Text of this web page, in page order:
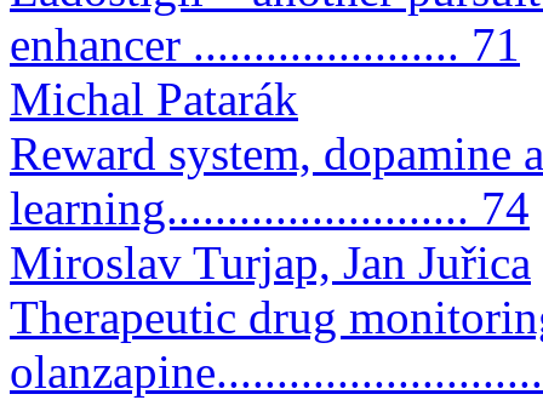
enhancer ...................... 71
Michal Patarák
Reward system,
learning......................... 74
Miroslav Turjap, Jan Juřica
Therapeutic drug